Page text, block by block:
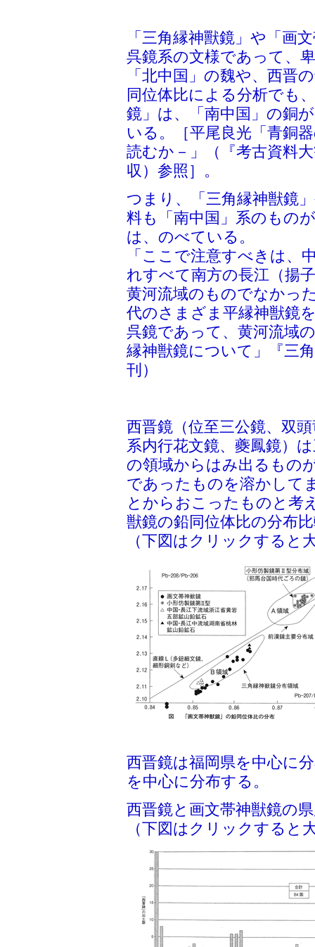
「三角縁神獸鏡」や「画
呉鏡系の文様であって、
「北中国」の魏や、西晋
同位体比による分析でも
鏡」は、「南中国」の銅
いる。［平尾良光「青銅
読むか－」（『考古資料
収）参照］。
つまり、「三角縁神獣鏡
料も「南中国」系のもの
は、のべている。
「ここで注意すべきは、
れすべて南方の長江（揚
黄河流域のものでなかっ
代のさまざま平縁神獣鏡
呉鏡であって、黄河流域
縁神獣鏡について」『三
刊）
西晋鏡（位至三公鏡、双
系内行花文鏡、夔鳳鏡）
の領域からはみ出るもの
であったものを溶かして
とからおこったものと考
獣鏡の鉛同位体比の分布
（下図はクリックすると
西晋鏡は福岡県を中心に
を中心に分布する。
西晋鏡と画文帯神獣鏡の
（下図はクリックすると